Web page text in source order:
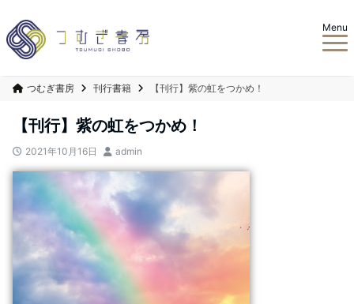
Menu
つむぎ書房 刊行書籍 【刊行】紫の虹をつかめ！
【刊行】紫の虹をつかめ！
2021年10月16日 admin